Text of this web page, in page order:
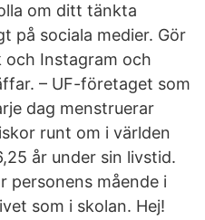
om ditt tänkta
på sociala medier. Gör
och Instagram och
– UF-företaget som
dag menstruerar
runt om i världen
år under sin livstid.
personens mående i
som i skolan. Hej!